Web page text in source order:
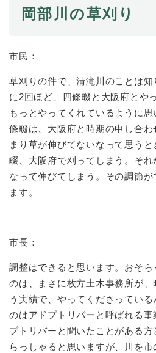
岡部川の草刈り
市民：
草刈りの件で、清滝川のことは
に2回ほど、四條畷と大阪府とや
もっとやってくれているように
條畷は、大阪府と時期の申し合
まり草が伸びてないなって思う
畷、大阪府で刈ってしまう。それ
なって伸びてしまう。その調節
ます。
市長：
調整はできると思います。おそら
のは、まさに枚方土木事務所が
う実績で、やってくださってい
のはアドプトリバーと呼ばれる
プトリバーと聞いたことがある
らっしゃると思いますが、川を市